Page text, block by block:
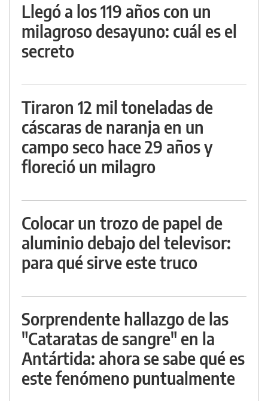
Llegó a los 119 años con un
milagroso desayuno: cuál es el
secreto
Tiraron 12 mil toneladas de
cáscaras de naranja en un
campo seco hace 29 años y
floreció un milagro
Colocar un trozo de papel de
aluminio debajo del televisor:
para qué sirve este truco
Sorprendente hallazgo de las
"Cataratas de sangre" en la
Antártida: ahora se sabe qué es
este fenómeno puntualmente